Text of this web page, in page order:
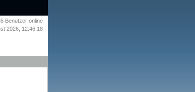
Benutzer online
2026, 12:46:18